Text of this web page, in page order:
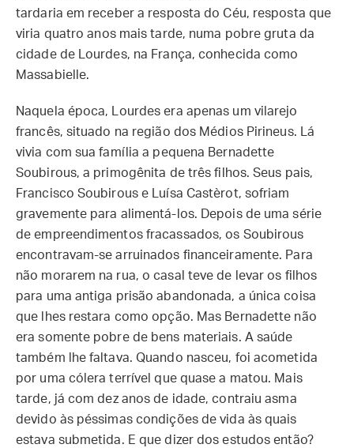
tardaria em receber a resposta do Céu, resposta que
viria quatro anos mais tarde, numa pobre gruta da
cidade de Lourdes, na França, conhecida como
Massabielle.
Naquela época, Lourdes era apenas um vilarejo
francês, situado na região dos Médios Pirineus. Lá
vivia com sua família a pequena Bernadette
Soubirous, a primogênita de três filhos. Seus pais,
Francisco Soubirous e Luísa Castèrot, sofriam
gravemente para alimentá-los. Depois de uma série
de empreendimentos fracassados, os Soubirous
encontravam-se arruinados financeiramente. Para
não morarem na rua, o casal teve de levar os filhos
para uma antiga prisão abandonada, a única coisa
que lhes restara como opção. Mas Bernadette não
era somente pobre de bens materiais. A saúde
também lhe faltava. Quando nasceu, foi acometida
por uma cólera terrível que quase a matou. Mais
tarde, já com dez anos de idade, contraiu asma
devido às péssimas condições de vida às quais
estava submetida. E que dizer dos estudos então?